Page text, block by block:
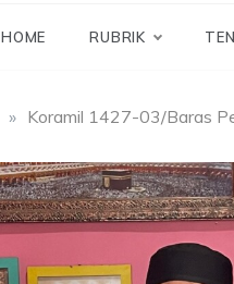
HOME RUBRIK
» Koramil 1427-03/Baras